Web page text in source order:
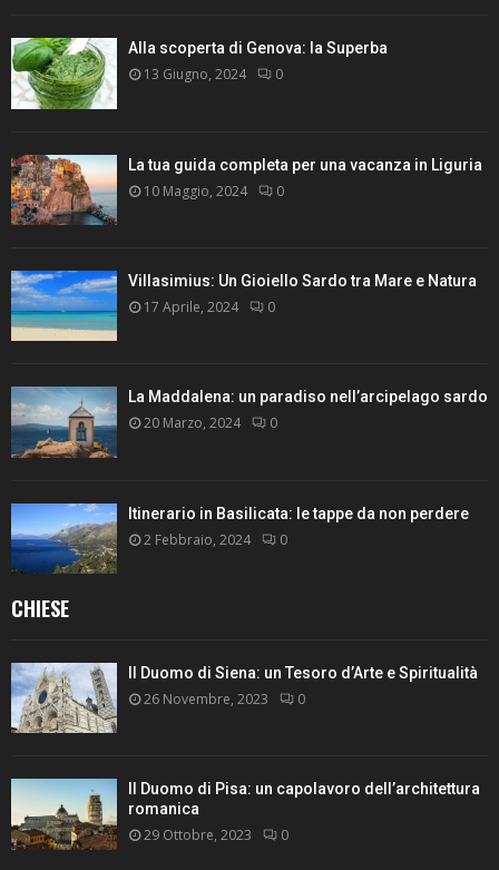
Alla scoperta di Genova: la Superba
13 Giugno, 2024 0
La tua guida completa per una vacanza in Liguria
10 Maggio, 2024 0
Villasimius: Un Gioiello Sardo tra Mare e Natura
17 Aprile, 2024 0
La Maddalena: un paradiso nell’arcipelago sardo
20 Marzo, 2024 0
Itinerario in Basilicata: le tappe da non perdere
2 Febbraio, 2024 0
CHIESE
Il Duomo di Siena: un Tesoro d’Arte e Spiritualità
26 Novembre, 2023 0
Il Duomo di Pisa: un capolavoro dell’architettura
romanica
29 Ottobre, 2023 0